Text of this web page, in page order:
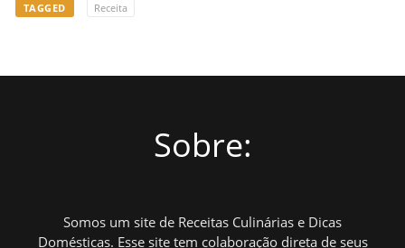
TAGGED Receita
Sobre:
Somos um site de Receitas Culinárias e Dicas
Domésticas. Esse site tem colaboração direta de seus